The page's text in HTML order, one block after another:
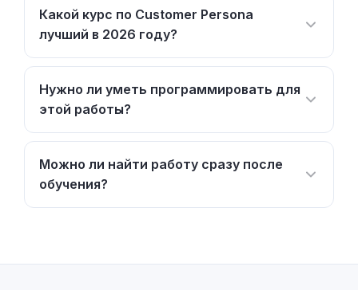
Какой курс по Customer Persona
лучший в 2026 году?
Нужно ли уметь программировать для
этой работы?
Можно ли найти работу сразу после
обучения?